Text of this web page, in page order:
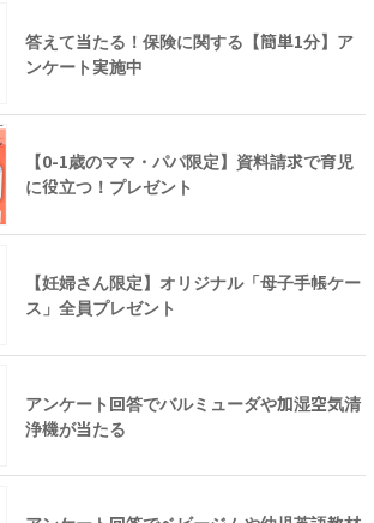
答えて当たる！保険に関する【簡単1分】ア
ンケート実施中
【0-1歳のママ・パパ限定】資料請求で育児
に役立つ！プレゼント
【妊婦さん限定】オリジナル「母子手帳ケー
ス」全員プレゼント
アンケート回答でバルミューダや加湿空気清
浄機が当たる